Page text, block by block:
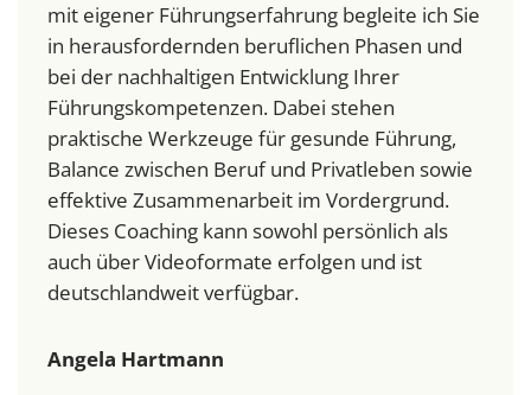
mit eigener Führungserfahrung begleite ich Sie
in herausfordernden beruflichen Phasen und
bei der nachhaltigen Entwicklung Ihrer
Führungskompetenzen. Dabei stehen
praktische Werkzeuge für gesunde Führung,
Balance zwischen Beruf und Privatleben sowie
effektive Zusammenarbeit im Vordergrund.
Dieses Coaching kann sowohl persönlich als
auch über Videoformate erfolgen und ist
deutschlandweit verfügbar.
Angela Hartmann